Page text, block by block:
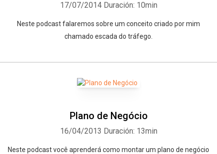
17/07/2014 Duración: 10min
Neste podcast falaremos sobre um conceito criado por mim
chamado escada do tráfego.
Plano de Negócio
16/04/2013 Duración: 13min
Neste podcast você aprenderá como montar um plano de negócio